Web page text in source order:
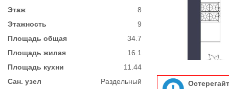
Этаж
8
Этажность
9
Площадь общая
34.7
Площадь жилая
16.1
Площадь кухни
11.44
Сан. узел
Раздельный